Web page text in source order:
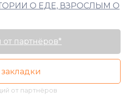
О ЕДЕ, ВЗРОСЛЫМ О
партнёров*
от партнёров